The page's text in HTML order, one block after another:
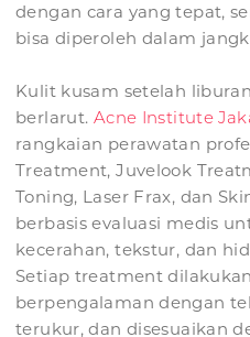
dengan cara yang tepat,
bisa diperoleh dalam
Kulit kusam setelah
berlarut. Acne Institute
rangkaian perawatan
Treatment, Juvelook
Toning, Laser Frax, dan
berbasis evaluasi medis
kecerahan, tekstur, dan
Setiap treatment
berpengalaman dengan
terukur, dan disesuaikan